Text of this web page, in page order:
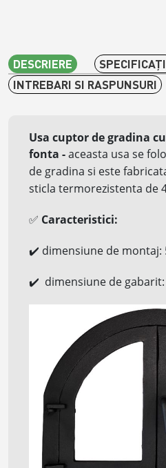
DESCRIERE
INTREBARI SI RASPUNSURI
Usa cuptor de gradina
fonta -aceasta usa se
de gradina si este
sticla termorezistenta de
✅ Caracteristici:
✔️ dimensiune de montaj:
✔️ dimensiune de